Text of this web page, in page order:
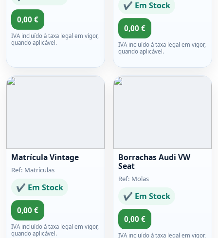
0,00 €
IVA incluído à taxa legal em vigor,
quando aplicável.
✔ Em Stock
0,00 €
IVA incluído à taxa legal em vigor,
quando aplicável.
Matrícula Vintage
Ref: Matrículas
✔ Em Stock
0,00 €
IVA incluído à taxa legal em vigor,
quando aplicável.
Borrachas Audi VW
Seat
Ref: Molas
✔ Em Stock
0,00 €
IVA incluído à taxa legal em vigor,